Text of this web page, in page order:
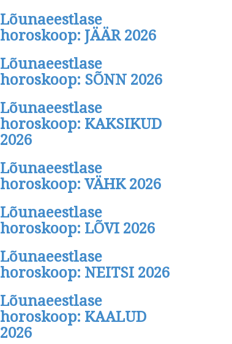
Lõunaeestlase
horoskoop: JÄÄR 2026
Lõunaeestlase
horoskoop: SÕNN 2026
Lõunaeestlase
horoskoop: KAKSIKUD
2026
Lõunaeestlase
horoskoop: VÄHK 2026
Lõunaeestlase
horoskoop: LÕVI 2026
Lõunaeestlase
horoskoop: NEITSI 2026
Lõunaeestlase
horoskoop: KAALUD
2026